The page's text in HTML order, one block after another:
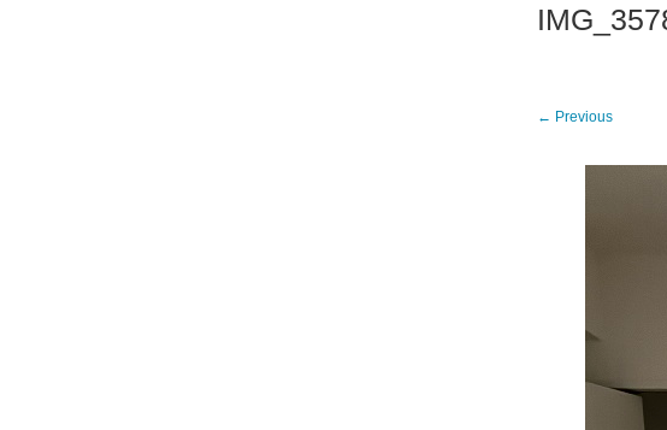
賃貸物件一覧
← Previous